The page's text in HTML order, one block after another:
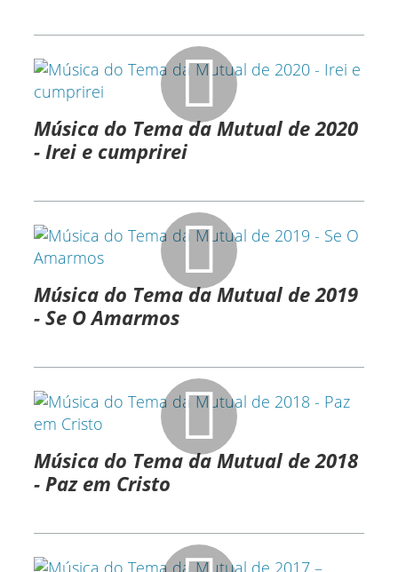
Música do Tema da Mutual de 2020
- Irei e cumprirei
Música do Tema da Mutual de 2019
- Se O Amarmos
Música do Tema da Mutual de 2018
- Paz em Cristo